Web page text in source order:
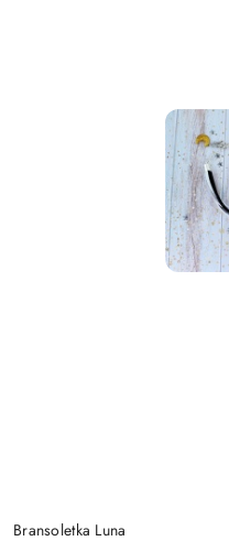
Bransoletka Luna